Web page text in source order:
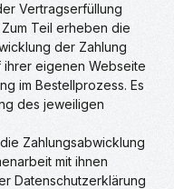
Vertragserfüllung
Zum Teil erheben die
der Zahlung
eigenen Webseite
im Bestellprozess. Es
des jeweiligen
Zahlungsabwicklung
mit ihnen
Datenschutzerklärung